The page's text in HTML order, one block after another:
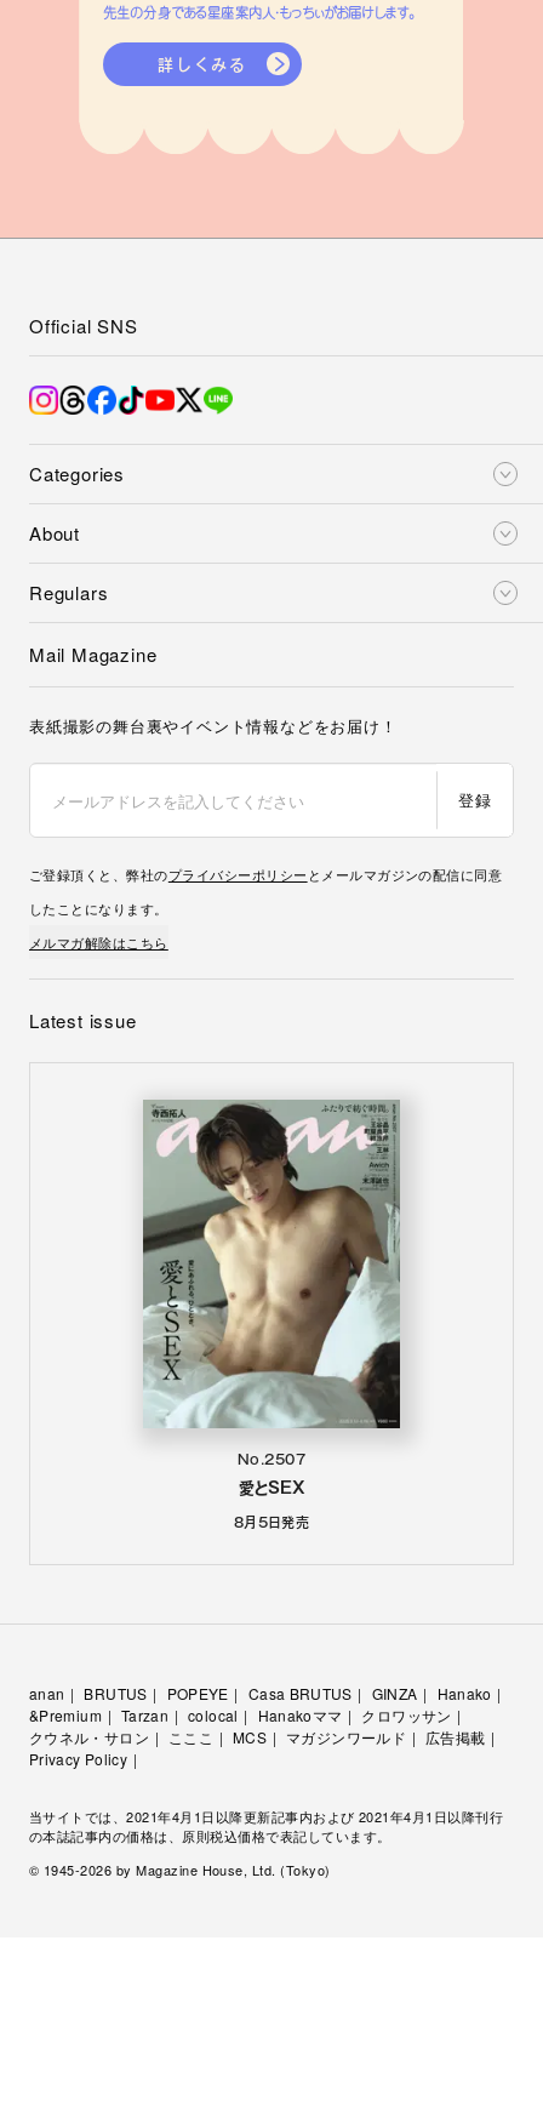
先生の分身である星座案内人・もっちぃがお届けします。
詳しくみる
Categories
About
Regulars
Official SNS
Mail Magazine
表紙撮影の舞台裏やイベント情報などをお届け！
登録
ご登録頂くと、弊社のプライバシーポリシー とメールマガジンの配信に同意
したことになります。
メルマガ解除はこちら
Latest issue
No.2507
愛とSEX
8月5日発売
anan BRUTUS POPEYE Casa BRUTUS GINZA
Hanako
&Premium
Tarzan colocal Hanakoママ
クロワッサン
クウネル・サロン
こここ MCS マガジンワールド
広告掲載
Privacy Policy
当サイトでは、2021年4月1日以降更新記事内および 2021年4月1日以降刊行
の本誌記事内の価格は、原則税込価格で表記しています。
© 1945-2026 by Magazine House, Ltd. (Tokyo)